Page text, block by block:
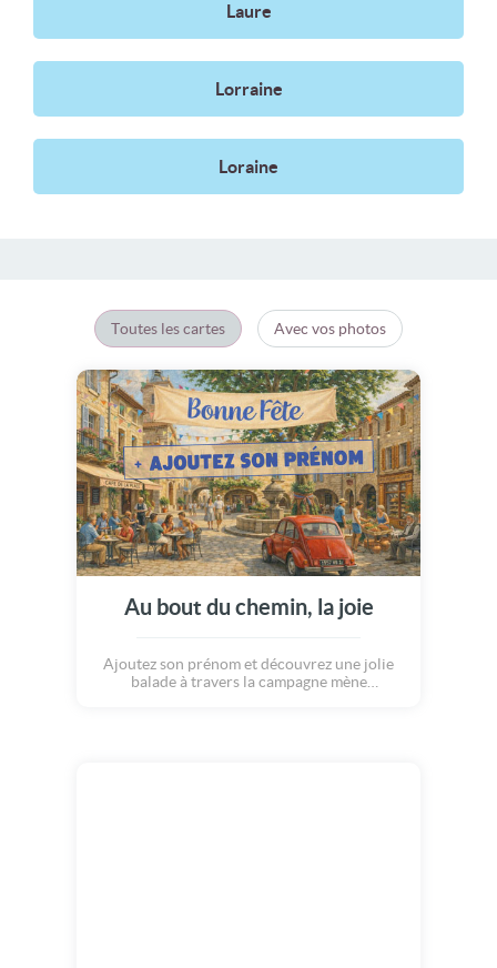
Laure
Lorraine
Loraine
Toutes les cartes Avec vos photos
Au bout du chemin, la joie
Ajoutez son prénom et découvrez une jolie
balade à travers la campagne mène